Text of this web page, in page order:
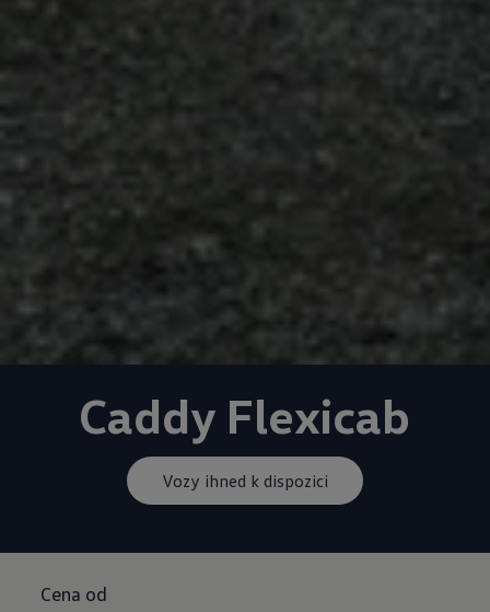
Caddy Flexicab
Vozy ihned k dispozici
Cena od